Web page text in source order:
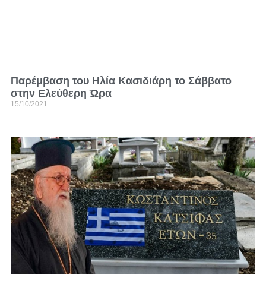
Παρέμβαση του Ηλία Κασιδιάρη το Σάββατο
στην Ελεύθερη Ώρα
15/10/2021